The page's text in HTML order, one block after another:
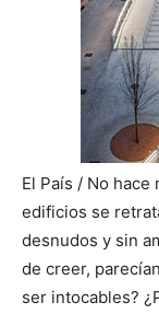
El País / No hace
edificios se
desnudos y sin
de creer,
ser intocables?